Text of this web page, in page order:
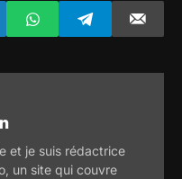
et je suis rédactrice
un site qui couvre